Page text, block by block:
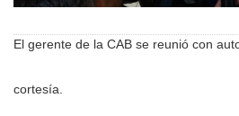
El gerente de la CAB se reunió con
cortesía.